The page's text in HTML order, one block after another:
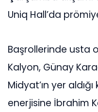
Uniq Hall’da
Başrollerinde usta
Kalyon, Günay
Midyat’ın yer
enerjisine İbrahim